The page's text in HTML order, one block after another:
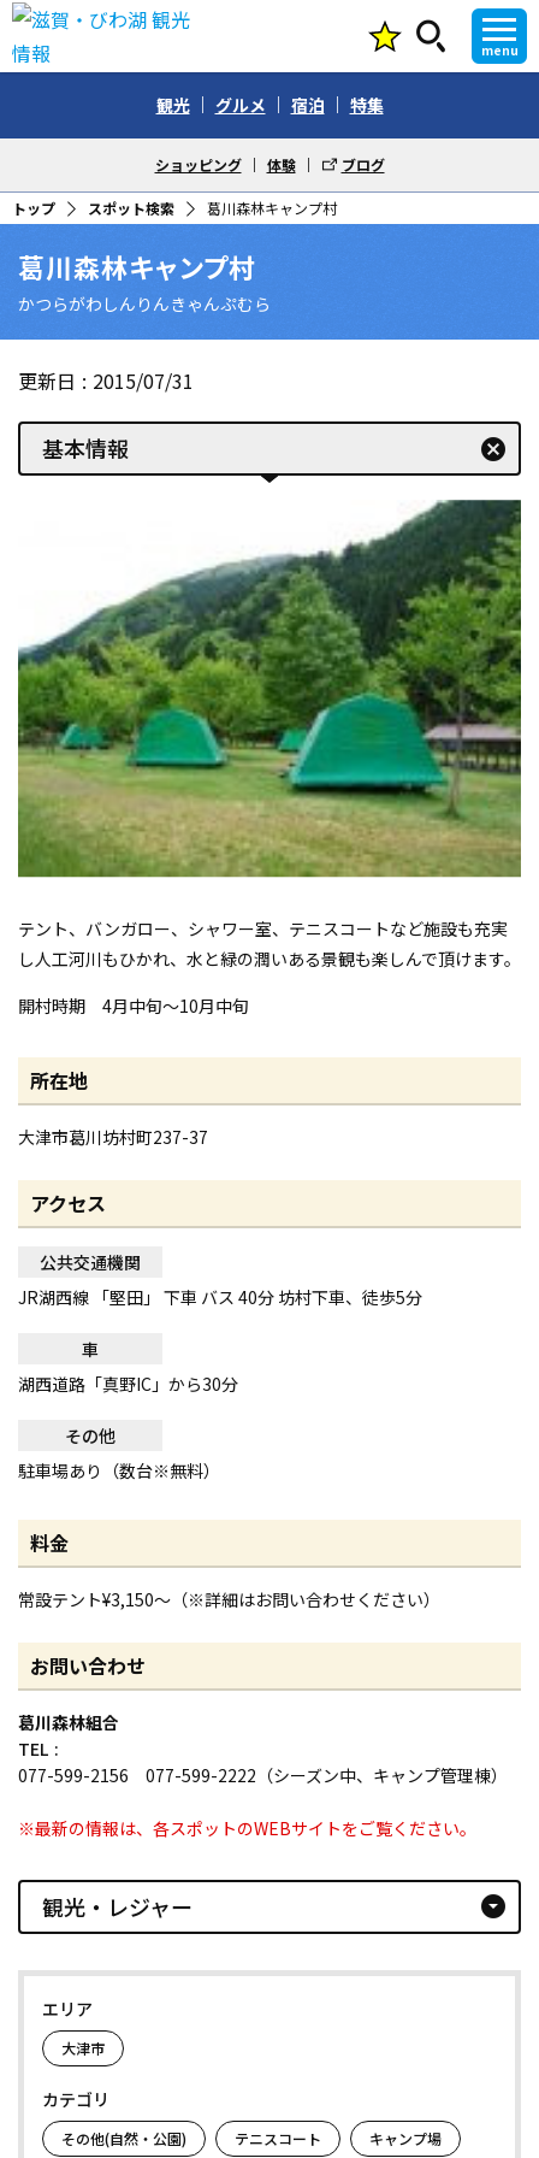
menu
観光 グルメ 宿泊 特集
ショッピング 体験 ブログ
トップ スポット検索 葛川森林キャンプ村
葛川森林キャンプ村
かつらがわしんりんきゃんぷむら
更新日 2015/07/31
基本情報 cancel
テント、バンガロー、シャワー室、テニスコートなど施設も充実
し人工河川もひかれ、水と緑の潤いある景観も楽しんで頂けます。
開村時期 4月中旬〜10月中旬
所在地
大津市葛川坊村町237-37
アクセス
公共交通機関
JR湖西線 「堅田」 下車 バス 40分 坊村下車、徒歩5分
車
湖西道路「真野IC」から30分
その他
駐車場あり（数台※無料）
料金
常設テント¥3,150〜（※詳細はお問い合わせください）
お問い合わせ
葛川森林組合
TEL
077-599-2156 077-599-2222（シーズン中、キャンプ管理棟）
※最新の情報は、各スポットのWEBサイトをご覧ください。
観光・レジャー arrow_drop_down_circle
エリア
大津市
カテゴリ
その他(自然・公園) テニスコート キャンプ場